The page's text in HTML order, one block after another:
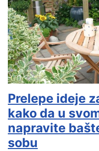
Prelepe ideje
kako da u
napravite
sobu